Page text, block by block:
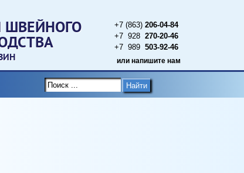
ШВЕЙНОГО +7 (863) 206-04-84
+7 928 270-20-46
+7 989 503-92-46
или напишите нам
Найти